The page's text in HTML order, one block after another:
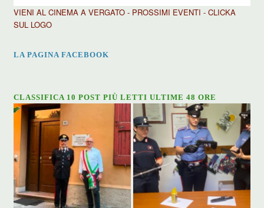
VIENI AL CINEMA A VERGATO - PROSSIMI EVENTI - CLICKA
SUL LOGO
LA PAGINA FACEBOOK
CLASSIFICA 10 POST PIÙ LETTI ULTIME 48 ORE